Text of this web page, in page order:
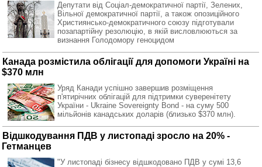
Депутати від Соціал-демократичної партії, Зелених,
Вільної демократичної партії, а також опозиційного
Християнсько-демократичного союзу підготували
позапартійну резолюцію, в якій висловлюються за
визнання Голодомору геноцидом
Канада розмістила облігації для допомоги Україні на
$370 млн
Уряд Канади успішно завершив розміщення
п'ятирічних облігацій для підтримки суверенітету
України - Ukraine Sovereignty Bond - на суму 500
мільйонів канадських доларів (близько $370 млн).
Відшкодування ПДВ у листопаді зросло на 20% -
Гетманцев
"У листопаді бізнесу відшкодовано ПДВ у сумі 13,6